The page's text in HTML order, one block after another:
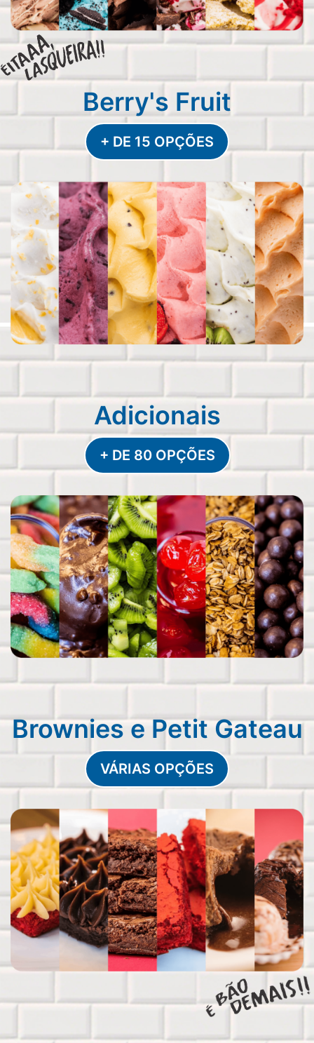
Berry's Fruit
+ DE 15 OPÇÕES
Adicionais
+ DE 80 OPÇÕES
Brownies e Petit Gateau
VÁRIAS OPÇÕES